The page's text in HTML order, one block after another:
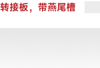
转接板，带燕尾槽